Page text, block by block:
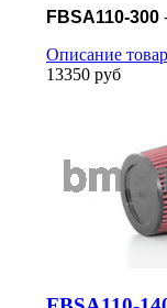
FBSA110-300
Описание
13350 руб